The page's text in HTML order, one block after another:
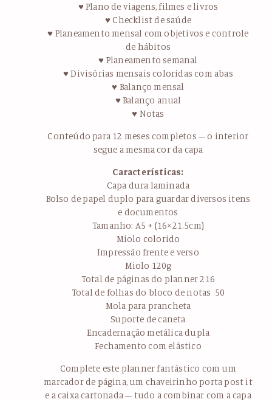
♥ Plano de viagens, filmes e livros
♥ Checklist de saúde
♥ Planeamento mensal com objetivos e controle
de hábitos
♥ Planeamento semanal
♥ Divisórias mensais coloridas com abas
♥ Balanço mensal
♥ Balanço anual
♥ Notas
Conteúdo para 12 meses completos – o interior
segue a mesma cor da capa
Características:
Capa dura laminada
Bolso de papel duplo para guardar diversos itens
e documentos
Tamanho: A5 + (16×21.5cm)
Miolo colorido
Impressão frente e verso
Miolo 120g
Total de páginas do planner 216
Total de folhas do bloco de notas 50
Mola para prancheta
Suporte de caneta
Encadernação metálica dupla
Fechamento com elástico
Complete este planner fantástico com um
marcador de página, um chaveirinho porta post it
e a caixa cartonada – tudo a combinar com a capa